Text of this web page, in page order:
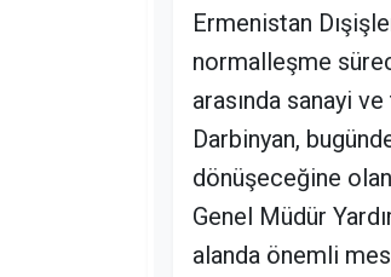
Ermenistan
normalleşme
arasında sanayi
Darbinyan,
dönüşeceğine olan
Genel Müdür
alanda önemli